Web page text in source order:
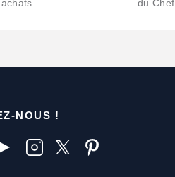
du Chef
NOUS !